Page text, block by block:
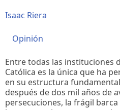
Isaac Riera
Opinión
Entre todas las instituciones
Católica es la única que ha
en su estructura
después de dos mil años de
persecuciones, la frágil